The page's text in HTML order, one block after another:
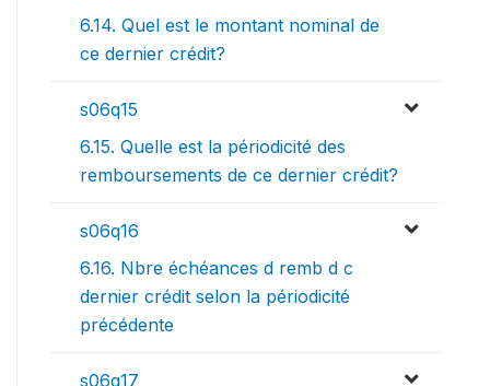
6.14. Quel est le montant nominal de
ce dernier crédit?
s06q15
6.15. Quelle est la périodicité des
remboursements de ce dernier crédit?
s06q16
6.16. Nbre échéances d remb d c
dernier crédit selon la périodicité
précédente
s06q17